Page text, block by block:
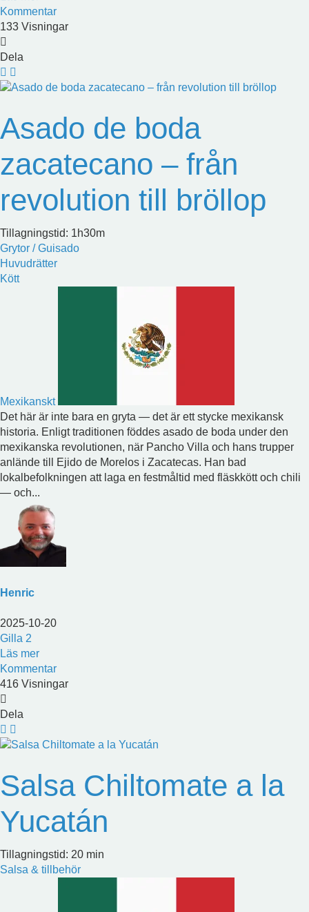
Kommentar
133 Visningar
Dela
Asado de boda
zacatecano – från
revolution till bröllop
Tillagningstid: 1h30m
Grytor / Guisado
Huvudrätter
Kött
Mexikanskt
Det här är inte bara en gryta — det är ett stycke mexikansk
historia. Enligt traditionen föddes asado de boda under den
mexikanska revolutionen, när Pancho Villa och hans trupper
anlände till Ejido de Morelos i Zacatecas. Han bad
lokalbefolkningen att laga en festmåltid med fläskkött och chili
— och...
Henric
2025-10-20
Gilla 2
Läs mer
Kommentar
416 Visningar
Dela
Salsa Chiltomate a la
Yucatán
Tillagningstid: 20 min
Salsa & tillbehör